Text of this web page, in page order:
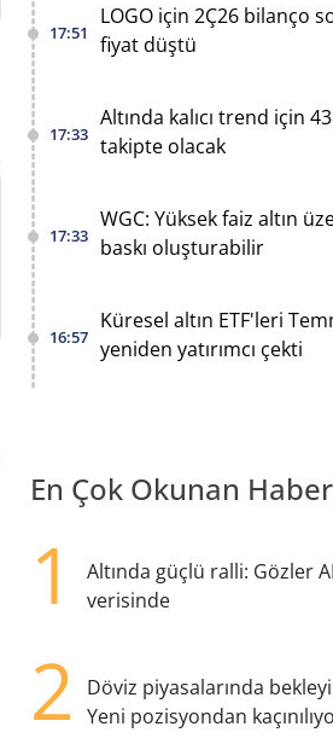
17:51
LOGO için 2Ç26 bilanço
fiyat düştü
17:33
Altında kalıcı trend için
takipte olacak
17:33
WGC: Yüksek faiz altın
baskı oluşturabilir
16:57
Küresel altın ETF'leri
yeniden yatırımcı çekti
En Çok Okunan
1
Altında güçlü ralli: Gözler
verisinde
2
Döviz piyasalarında
Yeni pozisyondan